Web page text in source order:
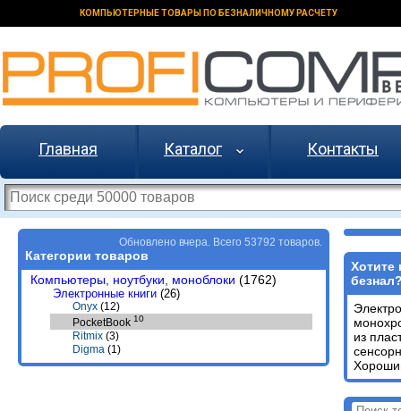
КОМПЬЮТЕРНЫЕ ТОВАРЫ ПО БЕЗНАЛИЧНОМУ РАСЧЕТУ
Главная Каталог Контакты
Обновлено вчера. Всего 53792 товаров.
Категории товаров
Компьютеры, ноутбуки, моноблоки (1762)
Электронные книги (26)
Onyx (12)
PocketBook 10
Ritmix (3)
Digma (1)
Хотите
из